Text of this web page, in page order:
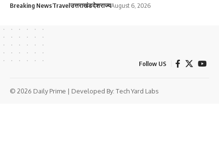
Breaking NewsTravelउत्तराखंडदेशराज्यAugust 6, 2026
Follow US
© 2026 Daily Prime | Developed By: Tech Yard Labs